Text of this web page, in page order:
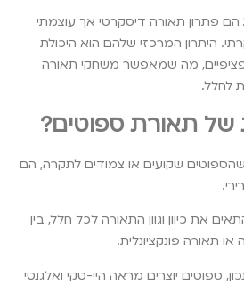
הם פתרון תאורה דיסקרטי אך עוצמתי
היתרון המרכזי שלהם הוא היכולת
מה שמאפשר משחקי תאורה
לחלל.
של תאורת ספוטים?
שקועים או צמודים לתקרה, הם
את כיוון וגוון התאורה לכל חלל, בין
תאורה פונקציונלית.
ספוטים יוצרים מראה היי-טקי ואלגנטי